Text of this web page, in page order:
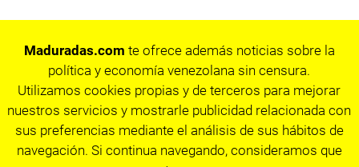
Maduradas.com te ofrece además noticias sobre la
política y economía venezolana sin censura.
Utilizamos cookies propias y de terceros para mejorar
nuestros servicios y mostrarle publicidad relacionada con
sus preferencias mediante el análisis de sus hábitos de
navegación. Si continua navegando, consideramos que